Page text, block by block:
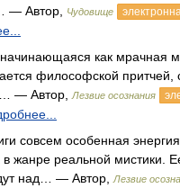
— Автор,
Чудовище
как мрачная
философской притчей,
— Автор,
Лезвие осознания
совсем особенная
в жанре реальной мистики.
над… — Автор,
Лезвие